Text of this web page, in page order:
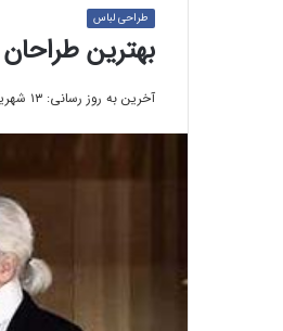
طراحی لباس
بهترین
آخرین به روز رسانی: ۱۳ شهریور ۱۴۰۳